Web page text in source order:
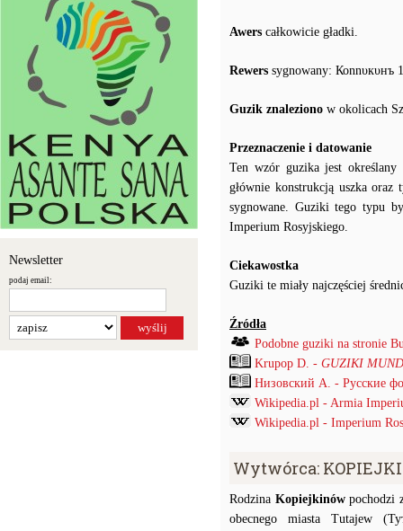
Newsletter
podaj email:
Awers całkowicie gładki.
Rewers sygnowany:
Guzik znaleziono w okolicach
Przeznaczenie i datowanie
Ten wzór guzika jest
głównie konstrukcją uszka oraz
sygnowane. Guziki tego typu
Imperium Rosyjskiego.
Ciekawostka
Guziki te miały najczęściej
Źródła
Podobne guziki na stronie
Krupop D. - GUZIKI
Низовский А. - Русские
Wikipedia.pl - Armia
Wikipedia.pl - Imperium
Wytwórca:
Rodzina Kopiejkinówpochodzi
obecnego miasta Tutajew